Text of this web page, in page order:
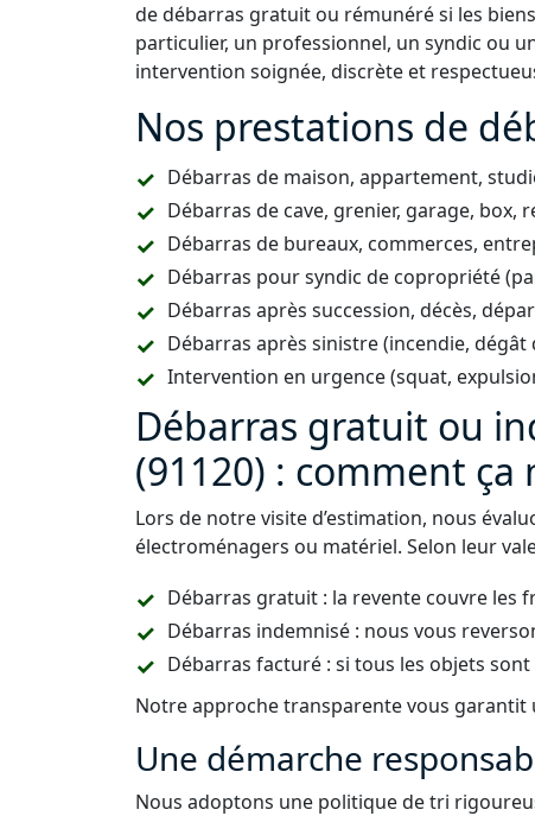
de débarras gratuit ou rémunéré si les
particulier, un professionnel, un syndic ou
intervention soignée, discrète et
Nos prestations de
Débarras de maison, appartement,
Débarras de cave, grenier, garage, box,
Débarras de bureaux, commerces,
Débarras pour syndic de copropriété
Débarras après succession, décès,
Débarras après sinistre (incendie,
Intervention en urgence (squat,
Débarras gratuit ou
(91120) : comment ça
Lors de notre visite d’estimation, nous
électroménagers ou matériel. Selon leur
Débarras gratuit : la revente couvre les
Débarras indemnisé : nous vous
Débarras facturé : si tous les objets
Notre approche transparente vous garantit
Une démarche
Nous adoptons une politique de tri